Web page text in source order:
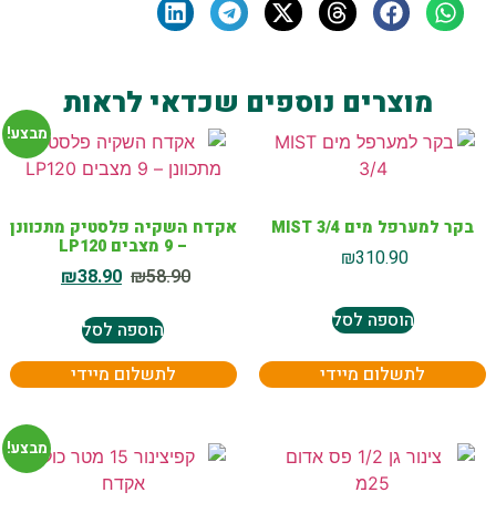
מוצרים נוספים שכדאי לראות
בקר למערפל מים MIST 3/4
₪310.90
הוספה לסל
לתשלום מיידי
מבצע!
אקדח השקיה פלסטיק מתכוונן
– 9 מצבים LP120
₪58.90
₪38.90
הוספה לסל
לתשלום מיידי
מבצע!